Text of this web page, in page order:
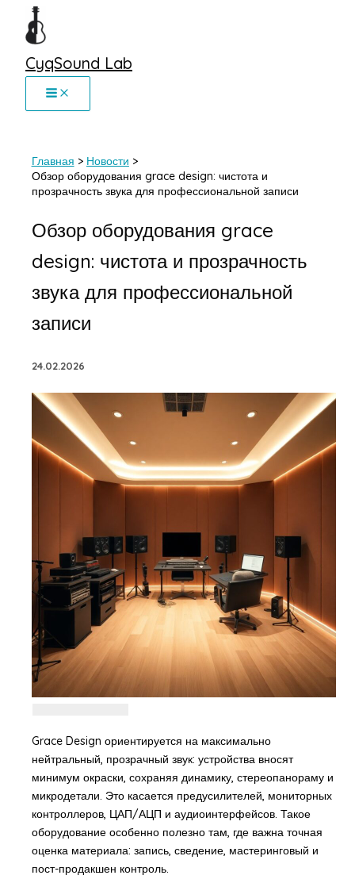
Перейти
CyqSound Lab
Главная
Новости
Обзор оборудования grace design: чистота и
прозрачность звука для профессиональной записи
Обзор оборудования grace
design: чистота и прозрачность
звука для профессиональной
записи
24.02.2026
Grace Design ориентируется на максимально
нейтральный, прозрачный звук: устройства вносят
минимум окраски, сохраняя динамику, стереопанораму и
микродетали. Это касается предусилителей, мониторных
контроллеров, ЦАП/АЦП и аудиоинтерфейсов. Такое
оборудование особенно полезно там, где важна точная
оценка материала: запись, сведение, мастеринговый и
пост-продакшен контроль.